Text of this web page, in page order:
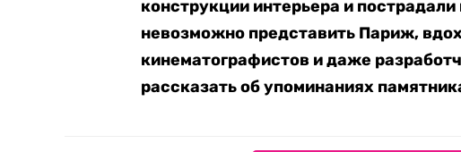
конструкции интерьера и
невозможно представить Париж,
кинематографистов и даже
рассказать об упоминаниях